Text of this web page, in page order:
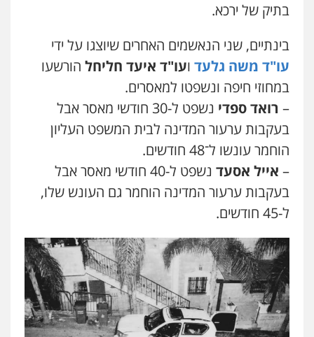
עו"ד קובי בן שעיה
פלילי צווארון לבן צבאי
0524040052
עו"ד אורי רינצקי
פלילי כלכלי ניהול משפטים
0506216813
0549535659
עו"ד זקי אלעברה
פלילי פשיעה חמורה עורכי דין לענייני אסירים
0559600005
בתיק של ירכא.
בינתיים, שני הנאשמים האחרים שיוצגו על ידי
עו"ד משה גלעד ועו"ד איעד חליחל הורשעו
במחוזי חיפה ונשפטו למאסרים.
– רואד ספדי
נשפט ל-30 חודשי מאסר אבל
בעקבות ערעור המדינה לבית המשפט העליון
הוחמר עונשו ל־48 חודשים.
– אייל אסעד
נשפט ל-40 חודשי מאסר אבל
בעקבות ערעור המדינה הוחמר גם העונש שלו,
ל-45 חודשים.